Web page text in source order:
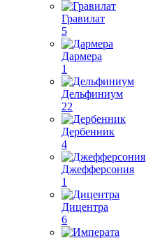
Гравилат
5
Дармера
1
Дельфиниум
22
Дербенник
4
Джефферсония
1
Дицентра
6